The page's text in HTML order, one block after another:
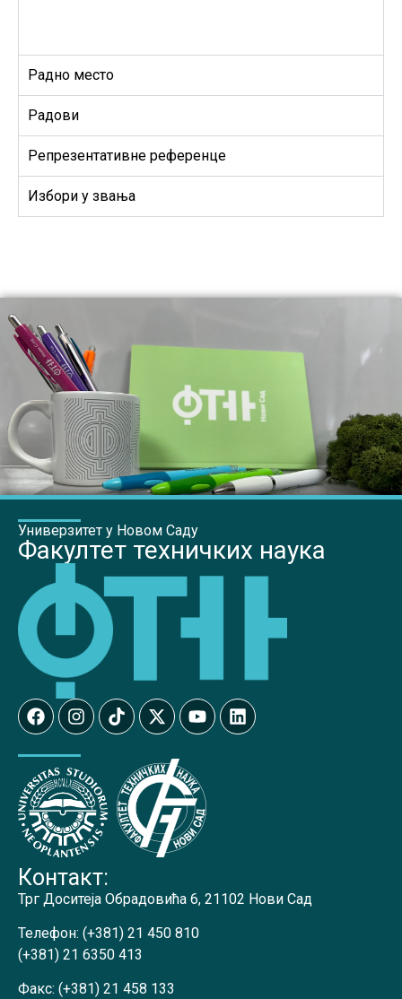
Радно место
Радови
Репрезентативне референце
Избори у звања
Универзитет у Новом Саду
Факултет техничких наука
Контакт:
Трг Доситеја Обрадовића 6, 21102 Нови Сад
Телефон: (+381) 21 450 810
(+381) 21 6350 413
Факс: (+381) 21 458 133